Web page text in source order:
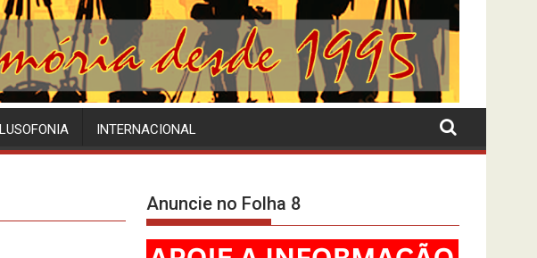
LUSOFONIA INTERNACIONAL
Anuncie no Folha 8